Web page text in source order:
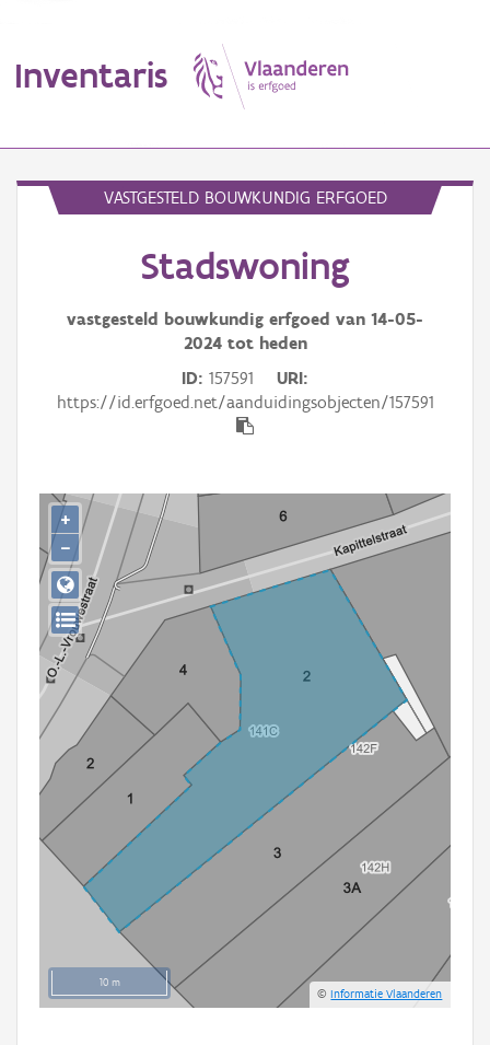
Inventaris
Aanduidingsobject
Thema
Persoon of collectief
Downloads
Hergebruik
Aanmelden
VASTGESTELD BOUWKUNDIG ERFGOED
Stadswoning
vastgesteld bouwkundig erfgoed van 14-05-
2024tot heden
ID 157591
URI
https://id.erfgoed.net/aanduidingsobjecten/157591
10 m
©Informatie Vlaanderen
+
−